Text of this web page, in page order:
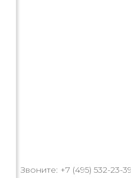
Звоните: +7 (495) 532-23-